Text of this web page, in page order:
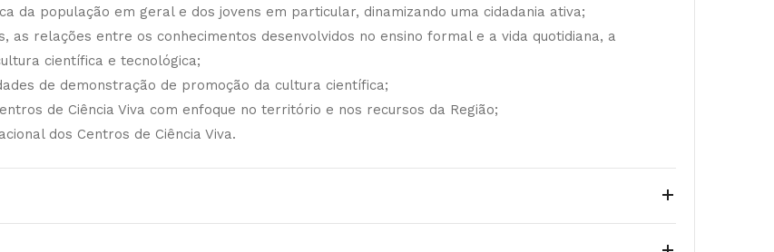
da população em geral e dos jovens em particular, dinamizando uma cidadania ativa;
as relações entre os conhecimentos desenvolvidos no ensino formal e a vida quotidiana, a
científica e tecnológica;
de demonstração de promoção da cultura científica;
de Ciência Viva com enfoque no território e nos recursos da Região;
dos Centros de Ciência Viva.